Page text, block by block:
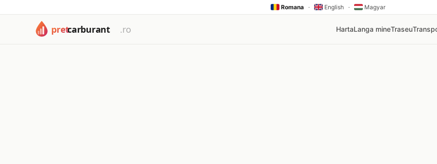
Romana · English · Magyar
HartaLanga mineTraseu